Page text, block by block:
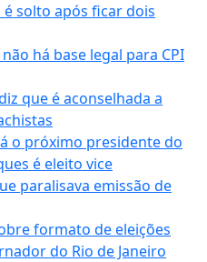
solto após ficar dois
há base legal para CPI
que é aconselhada a
o próximo presidente do
é eleito vice
paralisava emissão de
formato de eleições
do Rio de Janeiro